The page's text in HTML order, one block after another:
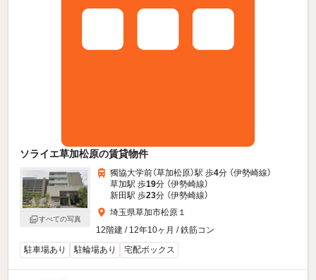
ソライエ草加松原の賃貸物件
すべての写真
獨協大学前（草加松原）駅 歩4分 （伊勢崎線）
草加駅 歩19分 （伊勢崎線）
新田駅 歩23分 （伊勢崎線）
埼玉県草加市松原１
12階建 / 12年10ヶ月 / 鉄筋コン
駐車場あり
駐輪場あり 宅配ボックス